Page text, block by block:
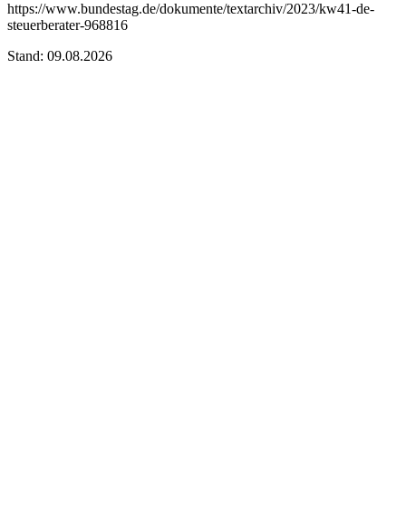
https://www.bundestag.de/dokumente/textarchiv/2023/kw41-de-
steuerberater-968816
Stand: 09.08.2026